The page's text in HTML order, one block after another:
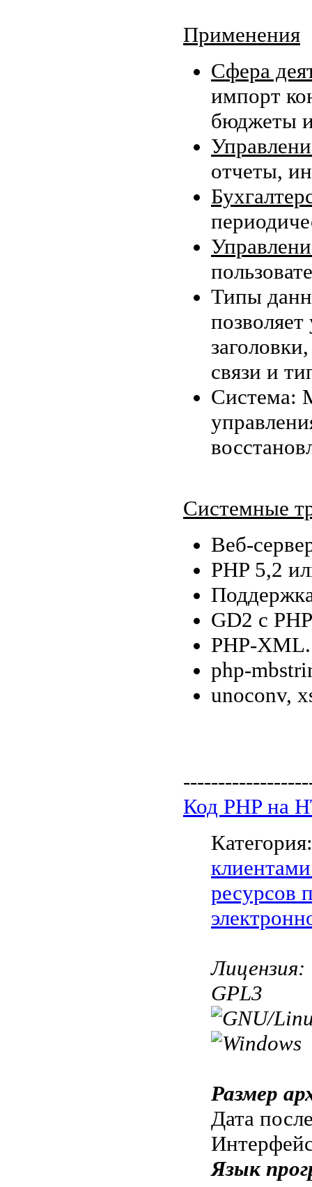
Применения
Сфера
импорт
бюджеты
отчеты,
Типы
связи и
Система:
Системные
Веб-
PHP 5,2
GD2 с
PHP-XML.
php-
unoconv,
Код PHP на
ресурсов
Лицензия:
GPL3
Размер
Дата
Язык